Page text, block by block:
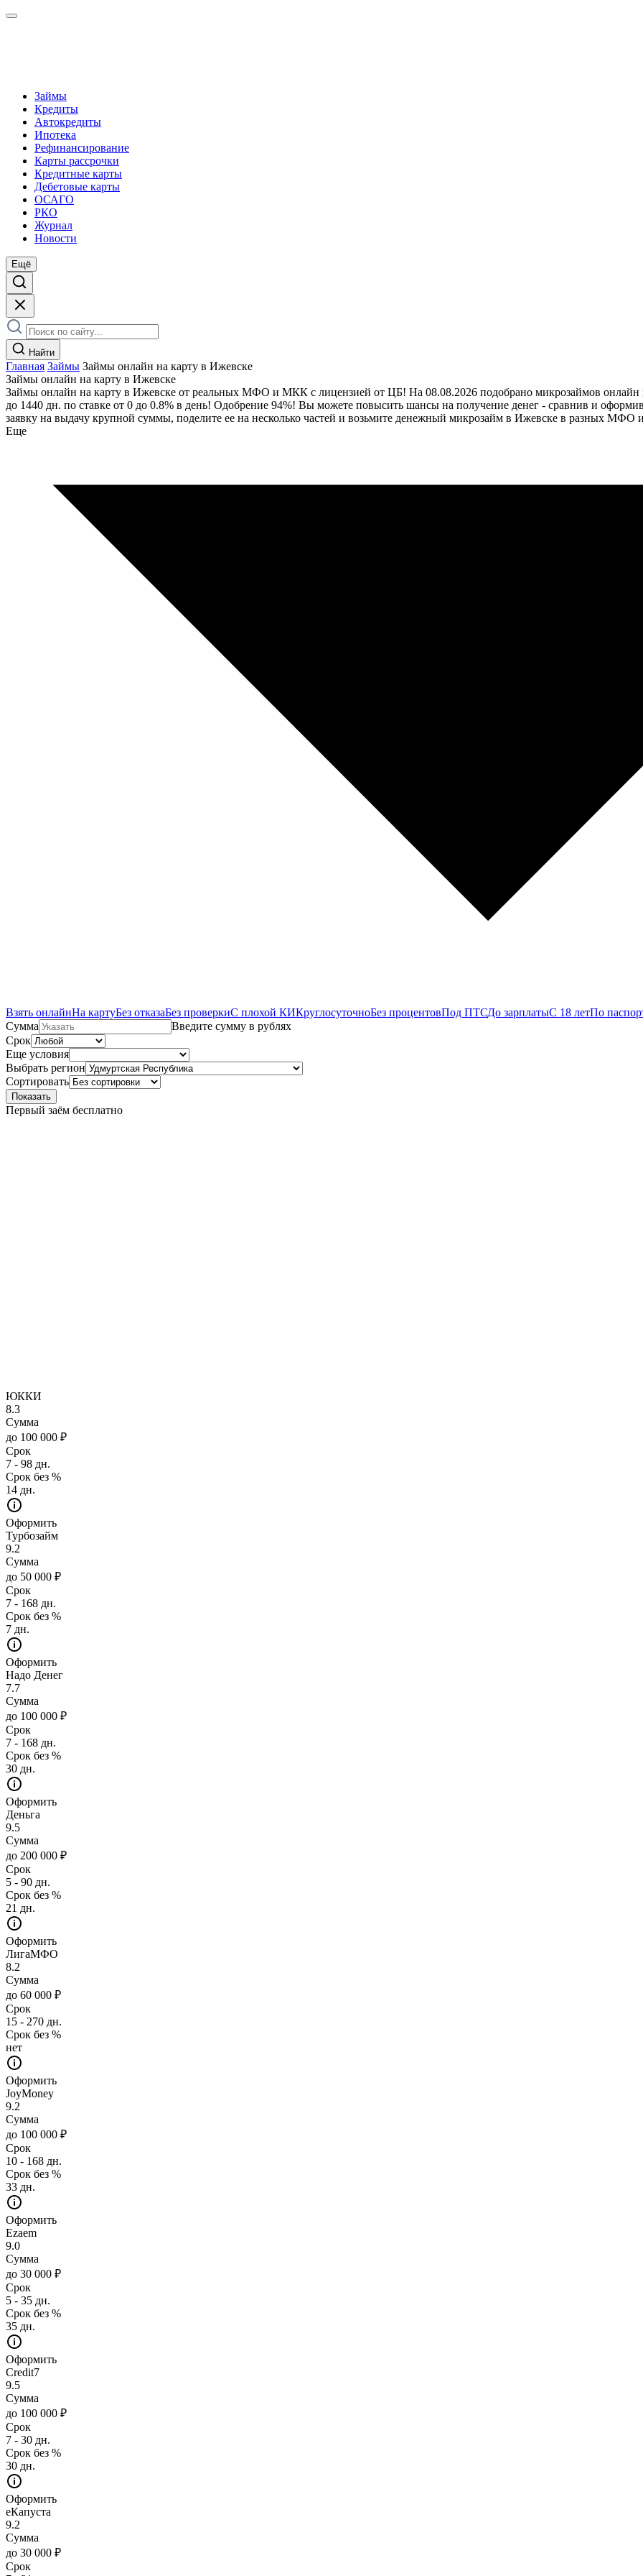
Займы
Кредиты
Автокредиты
Ипотека
Рефинансирование
Карты рассрочки
Кредитные карты
Дебетовые карты
ОСАГО
РКО
Журнал
Новости
Ещё
Найти
Главная Займы Займы онлайн на карту в Ижевске
Займы онлайн на карту в Ижевске
Займы онлайн на карту в Ижевске от реальных МФО и МКК с лицензией от ЦБ! На 08.08.2026 подобрано микрозаймов онлайн
до 1440 дн. по ставке от 0 до 0.8% в день! Одобрение 94%! Вы можете повысить шансы на получение денег - сравнив и
заявку на выдачу крупной суммы, поделите ее на несколько частей и возьмите денежный микрозайм в Ижевске в разных
Еще
Взять онлайнНа картуБез отказаБез проверкиС плохой КИКруглосуточноБез процентовПод ПТСДо зарплатыС 18 летПо
Сумма
Введите сумму в рублях
Срок
Еще условия
Выбрать регион
Сортировать
Показать
Первый заём бесплатно
ЮККИ
8.3
Сумма
до 100 000 ₽
Срок
7 - 98 дн.
Срок без %
14 дн.
Оформить
Турбозайм
9.2
Сумма
до 50 000 ₽
Срок
7 - 168 дн.
Срок без %
7 дн.
Оформить
Надо Денег
7.7
Сумма
до 100 000 ₽
Срок
7 - 168 дн.
Срок без %
30 дн.
Оформить
Деньга
9.5
Сумма
до 200 000 ₽
Срок
5 - 90 дн.
Срок без %
21 дн.
Оформить
ЛигаМФО
8.2
Сумма
до 60 000 ₽
Срок
15 - 270 дн.
Срок без %
нет
Оформить
JoyMoney
9.2
Сумма
до 100 000 ₽
Срок
10 - 168 дн.
Срок без %
33 дн.
Оформить
Ezaem
9.0
Сумма
до 30 000 ₽
Срок
5 - 35 дн.
Срок без %
35 дн.
Оформить
Credit7
9.5
Сумма
до 100 000 ₽
Срок
7 - 30 дн.
Срок без %
30 дн.
Оформить
еКапуста
9.2
Сумма
до 30 000 ₽
Срок